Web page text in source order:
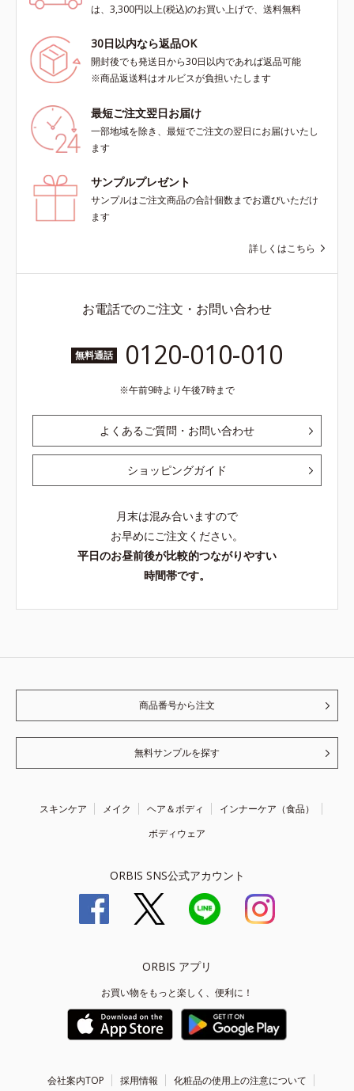
は、3,300円以上(税込)のお買い上げで、送料無料
30日以内なら返品OK
開封後でも発送日から30日以内であれば返品可能
※商品返送料はオルビスが負担いたします
最短ご注文翌日お届け
一部地域を除き、最短でご注文の翌日にお届けいたし
ます
サンプルプレゼント
サンプルはご注文商品の合計個数までお選びいただけ
ます
詳しくはこちら
お電話でのご注文・お問い合わせ
無料通話 0120-010-010
午前9時より午後7時まで
よくあるご質問・お問い合わせ
ショッピングガイド
月末は混み合いますので
お早めにご注文ください。
平日のお昼前後が比較的つながりやすい
時間帯です。
商品番号から注文
無料サンプルを探す
スキンケア メイク ヘア＆ボディ
インナーケア（食品）
ボディウェア
ORBIS SNS公式アカウント
ORBIS アプリ
お買い物をもっと楽しく、便利に！
会社案内TOP 採用情報 化粧品の使用上の注意について